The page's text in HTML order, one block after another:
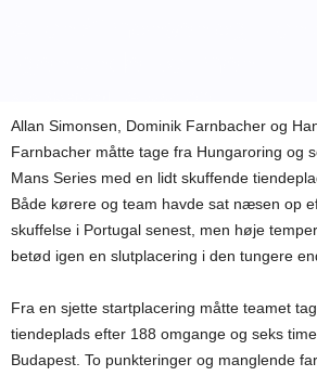
Allan Simonsen, Dominik Farnbacher og
Farnbacher måtte tage fra Hungaroring og
Mans Series med en lidt skuffende
Både kørere og team havde sat næsen op
skuffelse i Portugal senest, men høje
betød igen en slutplacering i den tungere
Fra en sjette startplacering måtte teamet
tiendeplads efter 188 omgange og seks
Budapest. To punkteringer og manglende